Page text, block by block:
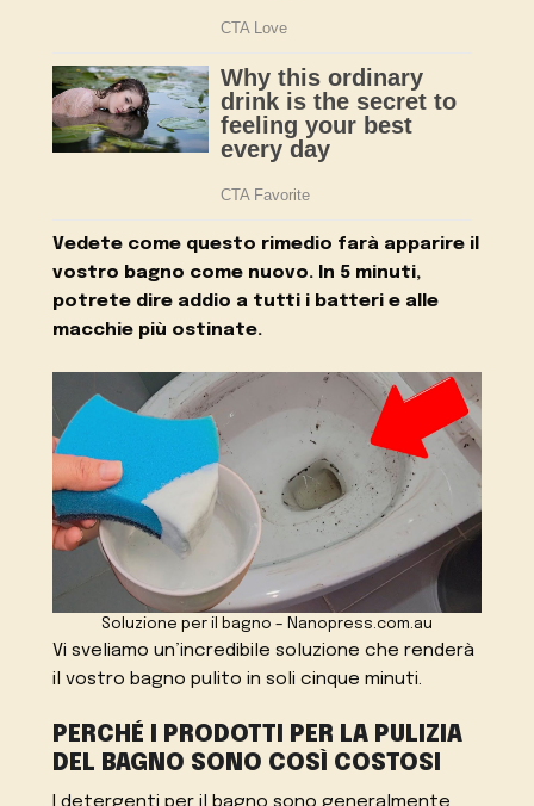
Vedete come questo rimedio farà apparire il
vostro bagno come nuovo. In 5 minuti,
potrete dire addio a tutti i batteri e alle
macchie più ostinate.
Soluzione per il bagno – Nanopress.com.au
Vi sveliamo un’incredibile soluzione che renderà
il vostro bagno pulito in soli cinque minuti.
PERCHÉ I PRODOTTI PER LA PULIZIA
DEL BAGNO SONO COSÌ COSTOSI
I detergenti per il bagno sono generalmente